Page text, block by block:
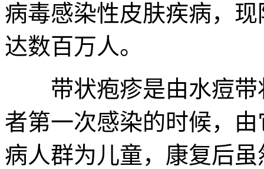
病毒感染性皮肤疾病，
达数百万人。
带状疱疹是由水痘带
者第一次感染的时候，
病人群为儿童，康复后